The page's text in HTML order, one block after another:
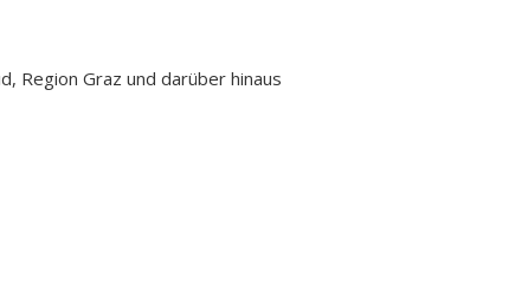
Region Graz und darüber hinaus